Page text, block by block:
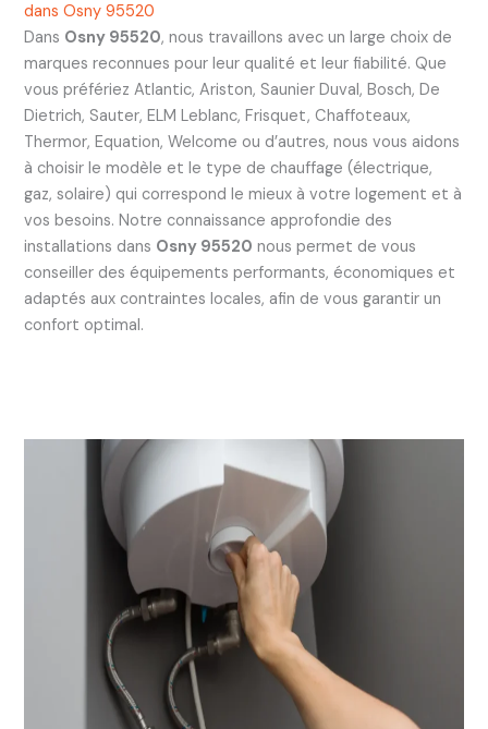
dans Osny 95520
Dans Osny 95520, nous travaillons avec un large choix de
marques reconnues pour leur qualité et leur fiabilité. Que
vous préfériez Atlantic, Ariston, Saunier Duval, Bosch, De
Dietrich, Sauter, ELM Leblanc, Frisquet, Chaffoteaux,
Thermor, Equation, Welcome ou d’autres, nous vous aidons
à choisir le modèle et le type de chauffage (électrique,
gaz, solaire) qui correspond le mieux à votre logement et à
vos besoins. Notre connaissance approfondie des
installations dans Osny 95520 nous permet de vous
conseiller des équipements performants, économiques et
adaptés aux contraintes locales, afin de vous garantir un
confort optimal.